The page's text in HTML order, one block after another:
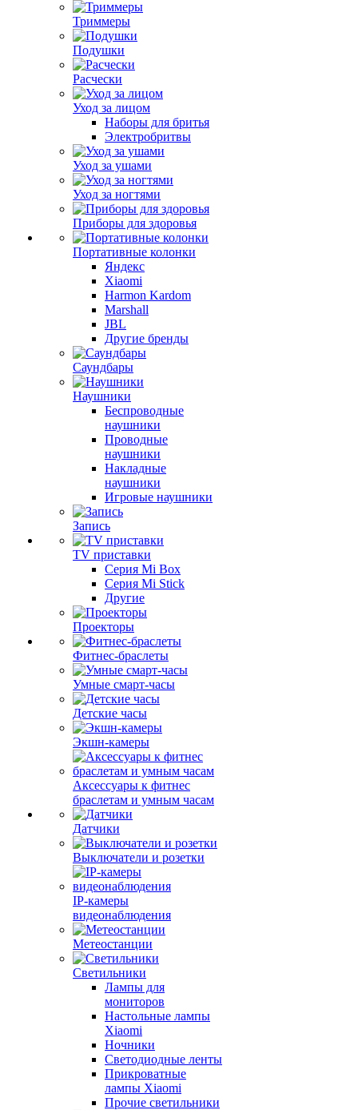
Триммеры
Подушки
Расчески
Уход за лицом
Наборы для бритья
Электробритвы
Уход за ушами
Уход за ногтями
Приборы для здоровья
Портативные колонки
Яндекс
Xiaomi
Harmon Kardom
Marshall
JBL
Другие бренды
Саундбары
Наушники
Беспроводные
наушники
Проводные
наушники
Накладные
наушники
Игровые наушники
Запись
TV приставки
Серия Mi Box
Серия Mi Stick
Другие
Проекторы
Фитнес-браслеты
Умные смарт-часы
Детские часы
Экшн-камеры
Аксессуары к фитнес
браслетам и умным часам
Датчики
Выключатели и розетки
IP-камеры
видеонаблюдения
Метеостанции
Светильники
Лампы для
мониторов
Настольные лампы
Xiaomi
Ночники
Светодиодные ленты
Прикроватные
лампы Xiaomi
Прочие светильники